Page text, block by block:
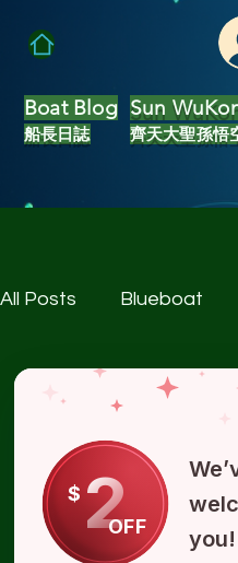
Boat Blog
船長日誌
Sun
齊天大聖孫悟
All Posts Blueboat
$2OFF
you!